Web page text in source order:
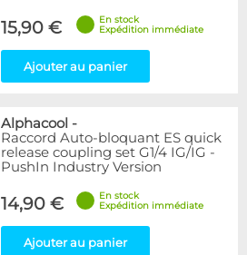
15,90 €
En stock
Expédition immédiate
Ajouter au panier
Alphacool -
Raccord Auto-bloquant ES quick
release coupling set G1/4 IG/IG -
PushIn Industry Version
14,90 €
En stock
Expédition immédiate
Ajouter au panier